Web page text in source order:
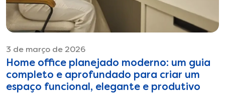
3 de março de 2026
Home office planejado moderno: um guia
completo e aprofundado para criar um
espaço funcional, elegante e produtivo